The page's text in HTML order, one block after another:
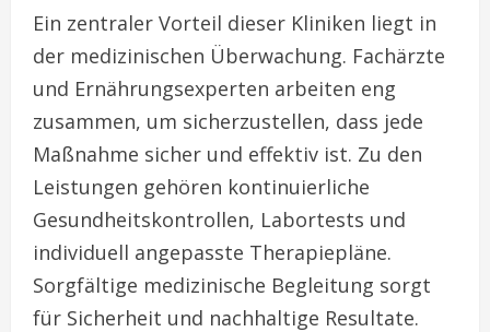
Ein zentraler Vorteil dieser Kliniken liegt in
der medizinischen Überwachung. Fachärzte
und Ernährungsexperten arbeiten eng
zusammen, um sicherzustellen, dass jede
Maßnahme sicher und effektiv ist. Zu den
Leistungen gehören kontinuierliche
Gesundheitskontrollen, Labortests und
individuell angepasste Therapiepläne.
Sorgfältige medizinische Begleitung sorgt
für Sicherheit und nachhaltige Resultate.